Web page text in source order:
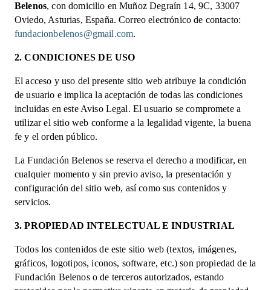
Belenos, con domicilio en Muñoz Degraín 14, 9C, 33007
Oviedo, Asturias, España. Correo electrónico de contacto:
fundacionbelenos@gmail.com.
2. CONDICIONES DE USO
El acceso y uso del presente sitio web atribuye la condición
de usuario e implica la aceptación de todas las condiciones
incluidas en este Aviso Legal. El usuario se compromete a
utilizar el sitio web conforme a la legalidad vigente, la buena
fe y el orden público.
La Fundación Belenos se reserva el derecho a modificar, en
cualquier momento y sin previo aviso, la presentación y
configuración del sitio web, así como sus contenidos y
servicios.
3. PROPIEDAD INTELECTUAL E INDUSTRIAL
Todos los contenidos de este sitio web (textos, imágenes,
gráficos, logotipos, iconos, software, etc.) son propiedad de la
Fundación Belenos o de terceros autorizados, estando